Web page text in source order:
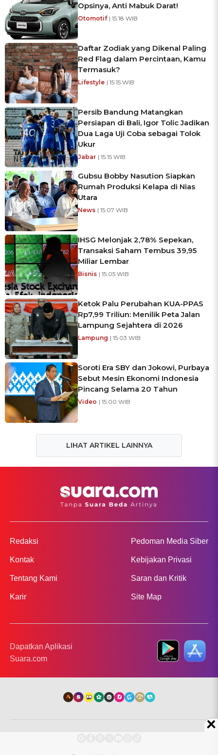
Opsinya, Anti Mabuk Darat!
Otomotif | 15:18 WIB
Daftar Zodiak yang Dikenal Paling
Red Flag dalam Percintaan, Kamu
Termasuk?
Lifestyle | 15:15 WIB
Persib Bandung Matangkan
Persiapan di Bali, Igor Tolic Jadikan
Dua Laga Uji Coba sebagai Tolok
Ukur
Jabar | 15:15 WIB
Gubsu Bobby Nasution Siapkan
Rumah Produksi Kelapa di Nias
Utara
News | 15:07 WIB
IHSG Melonjak 2,78% Sepekan,
Transaksi Saham Tembus 39,95
Miliar Lembar
Bisnis | 15:05 WIB
Ketok Palu Perubahan KUA-PPAS
Rp7,99 Triliun: Menilik Peta Jalan
Lampung Sejahtera di 2026
Lampung | 15:03 WIB
Soroti Era SBY dan Jokowi, Purbaya
Sebut Mesin Ekonomi Indonesia
Pincang Selama 20 Tahun
Video | 15:00 WIB
LIHAT ARTIKEL LAINNYA
Redaksi
Kontak
Tentang Kami
Karir
Pedoman Media Siber
Kebijakan Privasi
Saran dan Kritik
Site Map
Dapatkan Aplikasi
Suara.com